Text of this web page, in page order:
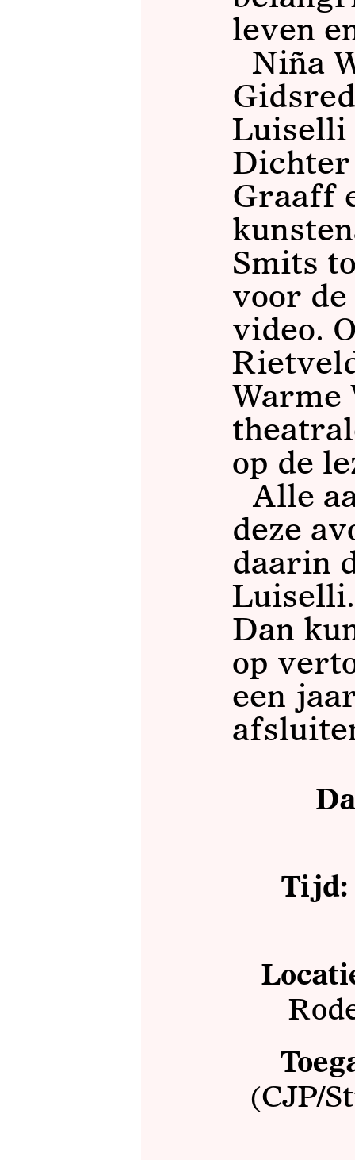
leven
Niña
Luiselli
Dichter
Graaff
Smits
voor de
video.
Warme
op de
Alle
deze
daarin
Dan
op
een
Tijd:
(CJP/